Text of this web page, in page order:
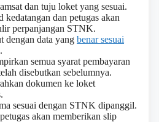
dan tuju loket yang sesuai.
kedatangan dan petugas akan
perpanjangan STNK.
dengan data yang benar sesuai
semua syarat pembayaran
disebutkan sebelumnya.
dokumen ke loket
sesuai dengan STNK dipanggil.
akan memberikan slip